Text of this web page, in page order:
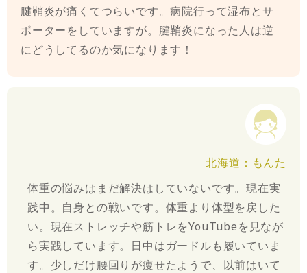
腱鞘炎が痛くてつらいです。病院行って湿布とサ
ポーターをしていますが。腱鞘炎になった人は逆
にどうしてるのか気になります！
北海道：もんた
体重の悩みはまだ解決はしていないです。現在実
践中。自身との戦いです。体重より体型を戻した
い。現在ストレッチや筋トレをYouTubeを見なが
ら実践しています。日中はガードルも履いていま
す。少しだけ腰回りが痩せたようで、以前はいて